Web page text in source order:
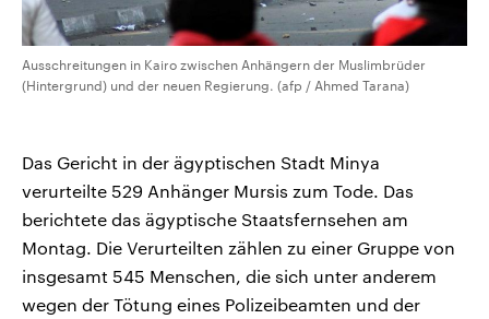
Ausschreitungen in Kairo zwischen Anhängern der Muslimbrüder
(Hintergrund) und der neuen Regierung. (afp / Ahmed Tarana)
Das Gericht in der ägyptischen Stadt Minya
verurteilte 529 Anhänger Mursis zum Tode. Das
berichtete das ägyptische Staatsfernsehen am
Montag. Die Verurteilten zählen zu einer Gruppe von
insgesamt 545 Menschen, die sich unter anderem
wegen der Tötung eines Polizeibeamten und der